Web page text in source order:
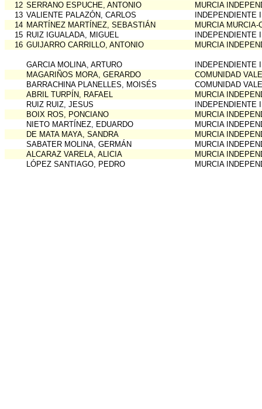
12 SERRANO ESPUCHE, ANTONIO
MURCIA
13 VALIENTE PALAZÓN, CARLOS
INDEPENDIENTE
14 MARTÍNEZ MARTÍNEZ, SEBASTIÁN
MURCIA MURCIA-
15 RUIZ IGUALADA, MIGUEL
INDEPENDIENTE
16 GUIJARRO CARRILLO, ANTONIO MURCIA
GARCIA MOLINA, ARTURO
INDEPENDIENTE
MAGARIÑOS MORA, GERARDO
COMUNIDAD
BARRACHINA PLANELLES, MOISÉS
COMUNIDAD
ABRIL TURPÍN, RAFAEL
MURCIA
RUIZ RUIZ, JESUS
INDEPENDIENTE
BOIX ROS, PONCIANO
MURCIA
NIETO MARTÍNEZ, EDUARDO
MURCIA
DE MATA MAYA, SANDRA
MURCIA
SABATER MOLINA, GERMÁN
MURCIA
ALCARAZ VARELA, ALICIA
MURCIA
LÓPEZ SANTIAGO, PEDRO
MURCIA